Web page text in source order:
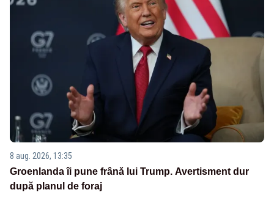
8 aug. 2026, 13:35
Groenlanda îi pune frână lui Trump. Avertisment dur
după planul de foraj